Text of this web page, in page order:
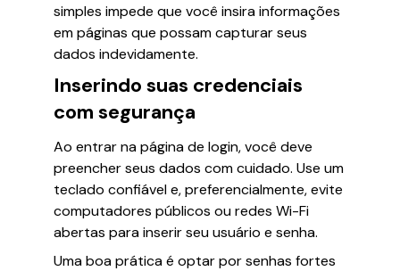
simples impede que você insira informações
em páginas que possam capturar seus
dados indevidamente.
Inserindo suas credenciais
com segurança
Ao entrar na página de login, você deve
preencher seus dados com cuidado. Use um
teclado confiável e, preferencialmente, evite
computadores públicos ou redes Wi-Fi
abertas para inserir seu usuário e senha.
Uma boa prática é optar por senhas fortes